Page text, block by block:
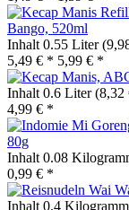
Bango, 520ml
Inhalt 0.55 Liter
5,49 € * 5,99 € *
Inhalt 0.6 Liter(8,32
4,99 € *
80g
Inhalt 0.08
0,99 € *
Inhalt 0.4 Kilogramm